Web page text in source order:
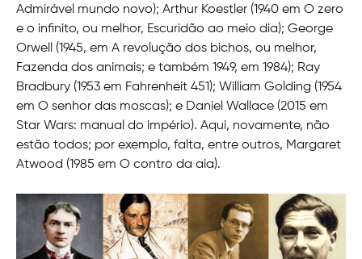
Admirável mundo novo); Arthur Koestler (1940 em O zero
e o infinito, ou melhor, Escuridão ao meio dia); George
Orwell (1945, em A revolução dos bichos, ou melhor,
Fazenda dos animais; e também 1949, em 1984); Ray
Bradbury (1953 em Fahrenheit 451); William Golding (1954
em O senhor das moscas); e Daniel Wallace (2015 em
Star Wars: manual do império). Aqui, novamente, não
estão todos; por exemplo, falta, entre outros, Margaret
Atwood (1985 em O contro da aia).